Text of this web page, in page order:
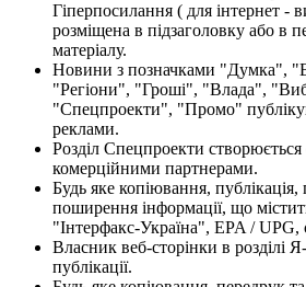
Гіперпосилання ( для інтернет -
розміщена в підзаголовку або в
матеріалу.
Новини з позначками "Думка",
"Регіони", "Гроші", "Влада",
"Спецпроекти", "Промо"
реклами.
Розділ Спецпроекти створюється
комерційними партнерами.
Будь яке копіювання,
поширення інформації, що
"Інтерфакс-Україна", EPA / UPG,
Власник веб-сторінки в розділі
публікації.